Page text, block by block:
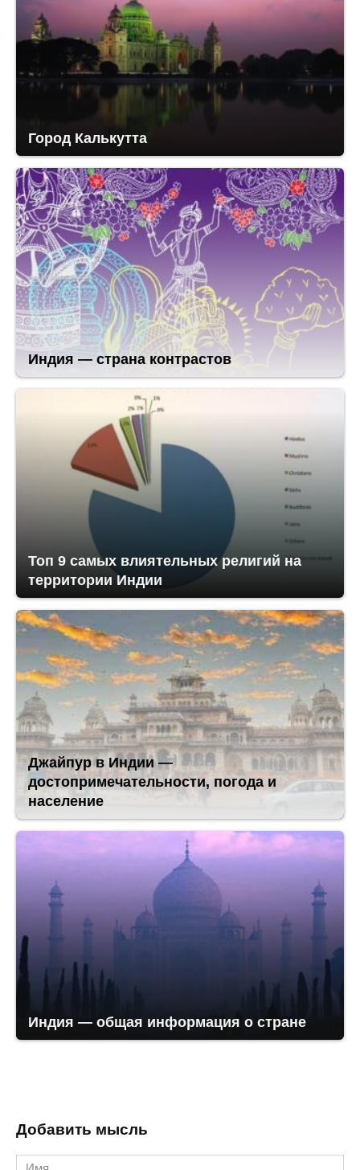
Город Калькутта
Индия — страна контрастов
Топ 9 самых влиятельных религий на
территории Индии
Джайпур в Индии —
достопримечательности, погода и
население
Индия — общая информация о стране
Добавить мысль
Имя